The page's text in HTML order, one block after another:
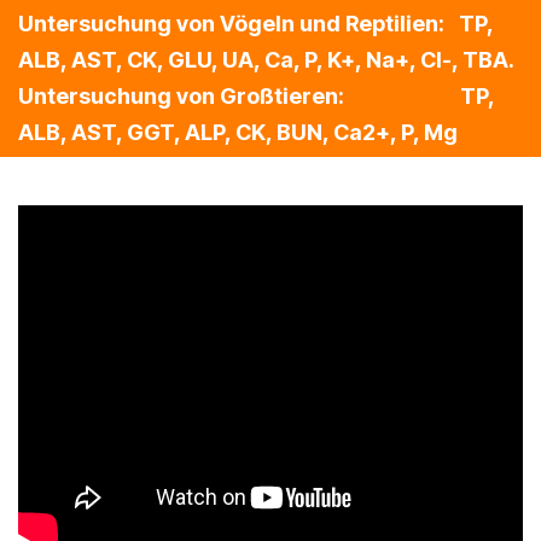
Untersuchung von Vögeln und Reptilien: TP,
ALB, AST, CK, GLU, UA, Ca, P, K+, Na+, Cl-, TBA.
Untersuchung von Großtieren: TP,
ALB, AST, GGT, ALP, CK, BUN, Ca2+, P, Mg